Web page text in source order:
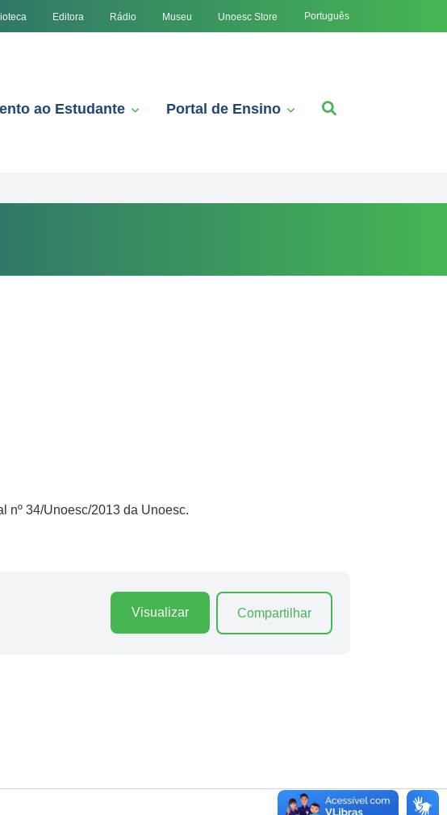
Editora Rádio Museu Unoesc Store Português
ao Estudante Portal de Ensino
nº 34/Unoesc/2013 da Unoesc.
Visualizar Compartilhar